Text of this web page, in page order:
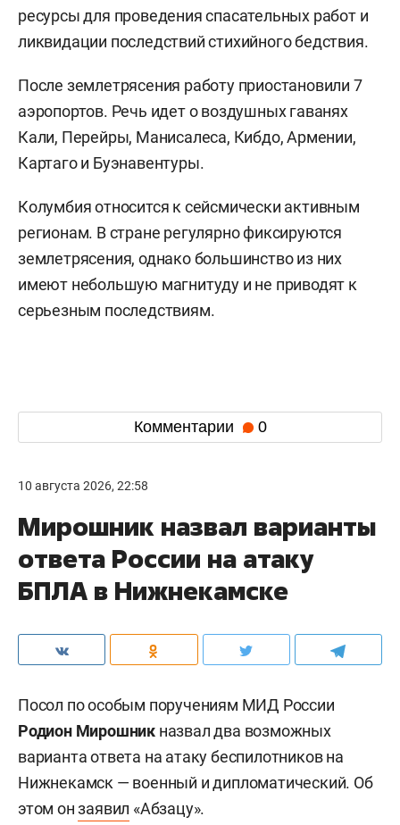
ресурсы для проведения спасательных работ и
ликвидации последствий стихийного бедствия.
После землетрясения работу приостановили 7
аэропортов. Речь идет о воздушных гаванях
Кали, Перейры, Манисалеса, Кибдо, Армении,
Картаго и Буэнавентуры.
Колумбия относится к сейсмически активным
регионам. В стране регулярно фиксируются
землетрясения, однако большинство из них
имеют небольшую магнитуду и не приводят к
серьезным последствиям.
Комментарии 0
10 августа 2026, 22:58
Мирошник назвал варианты
ответа России на атаку
БПЛА в Нижнекамске
Посол по особым поручениям МИД России
Родион Мирошник назвал два возможных
варианта ответа на атаку беспилотников на
Нижнекамск — военный и дипломатический. Об
этом онзаявил «Абзацу».